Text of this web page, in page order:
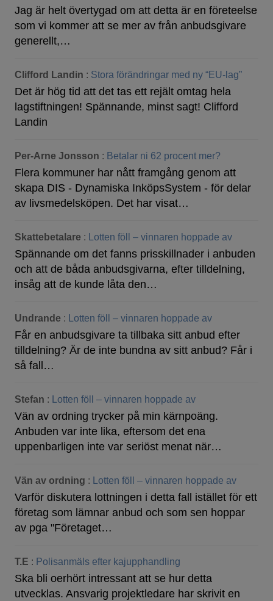
Jag är helt övertygad om att detta är en företeelse
som vi kommer att se mer av från anbudsgivare
generellt,…
Clifford Landin : Stora förändringar med ny “EU-lag”
Det är hög tid att det tas ett rejält omtag hela
lagstiftningen! Spännande, minst sagt! Clifford
Landin
Per-Arne Jonsson : Betalar ni 62 procent mer?
Flera kommuner har nått framgång genom att
skapa DIS - Dynamiska InköpsSystem - för delar
av livsmedelsköpen. Det har visat…
Skattebetalare : Lotten föll – vinnaren hoppade av
Spännande om det fanns prisskillnader i anbuden
och att de båda anbudsgivarna, efter tilldelning,
insåg att de kunde låta den…
Undrande : Lotten föll – vinnaren hoppade av
Får en anbudsgivare ta tillbaka sitt anbud efter
tilldelning? Är de inte bundna av sitt anbud? Får i
så fall…
Stefan : Lotten föll – vinnaren hoppade av
Vän av ordning trycker på min kärnpoäng.
Anbuden var inte lika, eftersom det ena
uppenbarligen inte var seriöst menat när…
Vän av ordning : Lotten föll – vinnaren hoppade av
Varför diskutera lottningen i detta fall istället för ett
företag som lämnar anbud och som sen hoppar
av pga "Företaget…
T.E : Polisanmäls efter kajupphandling
Ska bli oerhört intressant att se hur detta
utvecklas. Ansvarig projektledare har skrivit en